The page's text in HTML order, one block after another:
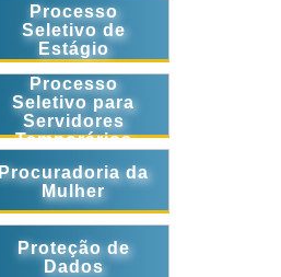
Processo
Seletivo de
Estágio
Processo
Seletivo para
Servidores
Temporários
Procuradoria da
Mulher
Proteção de
Dados